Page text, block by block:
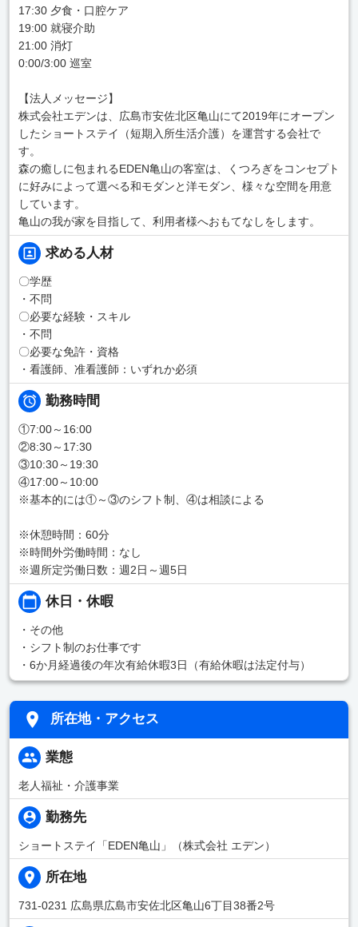
17:30 夕食・口腔ケア
19:00 就寝介助
21:00 消灯
0:00/3:00 巡室
【法人メッセージ】
株式会社エデンは、広島市安佐北区亀山にて2019年にオープン
したショートステイ（短期入所生活介護）を運営する会社で
す。
森の癒しに包まれるEDEN亀山の客室は、くつろぎをコンセプト
に好みによって選べる和モダンと洋モダン、様々な空間を用意
しています。
亀山の我が家を目指して、利用者様へおもてなしをします。
求める人材
〇学歴
・不問
〇必要な経験・スキル
・不問
〇必要な免許・資格
・看護師、准看護師：いずれか必須
勤務時間
①7:00～16:00
②8:30～17:30
③10:30～19:30
④17:00～10:00
※基本的には①～③のシフト制、④は相談による
※休憩時間：60分
※時間外労働時間：なし
※週所定労働日数：週2日～週5日
休日・休暇
・その他
・シフト制のお仕事です
・6か月経過後の年次有給休暇3日（有給休暇は法定付与）
所在地・アクセス
業態
老人福祉・介護事業
勤務先
ショートステイ「EDEN亀山」（株式会社 エデン）
所在地
731-0231 広島県広島市安佐北区亀山6丁目38番2号